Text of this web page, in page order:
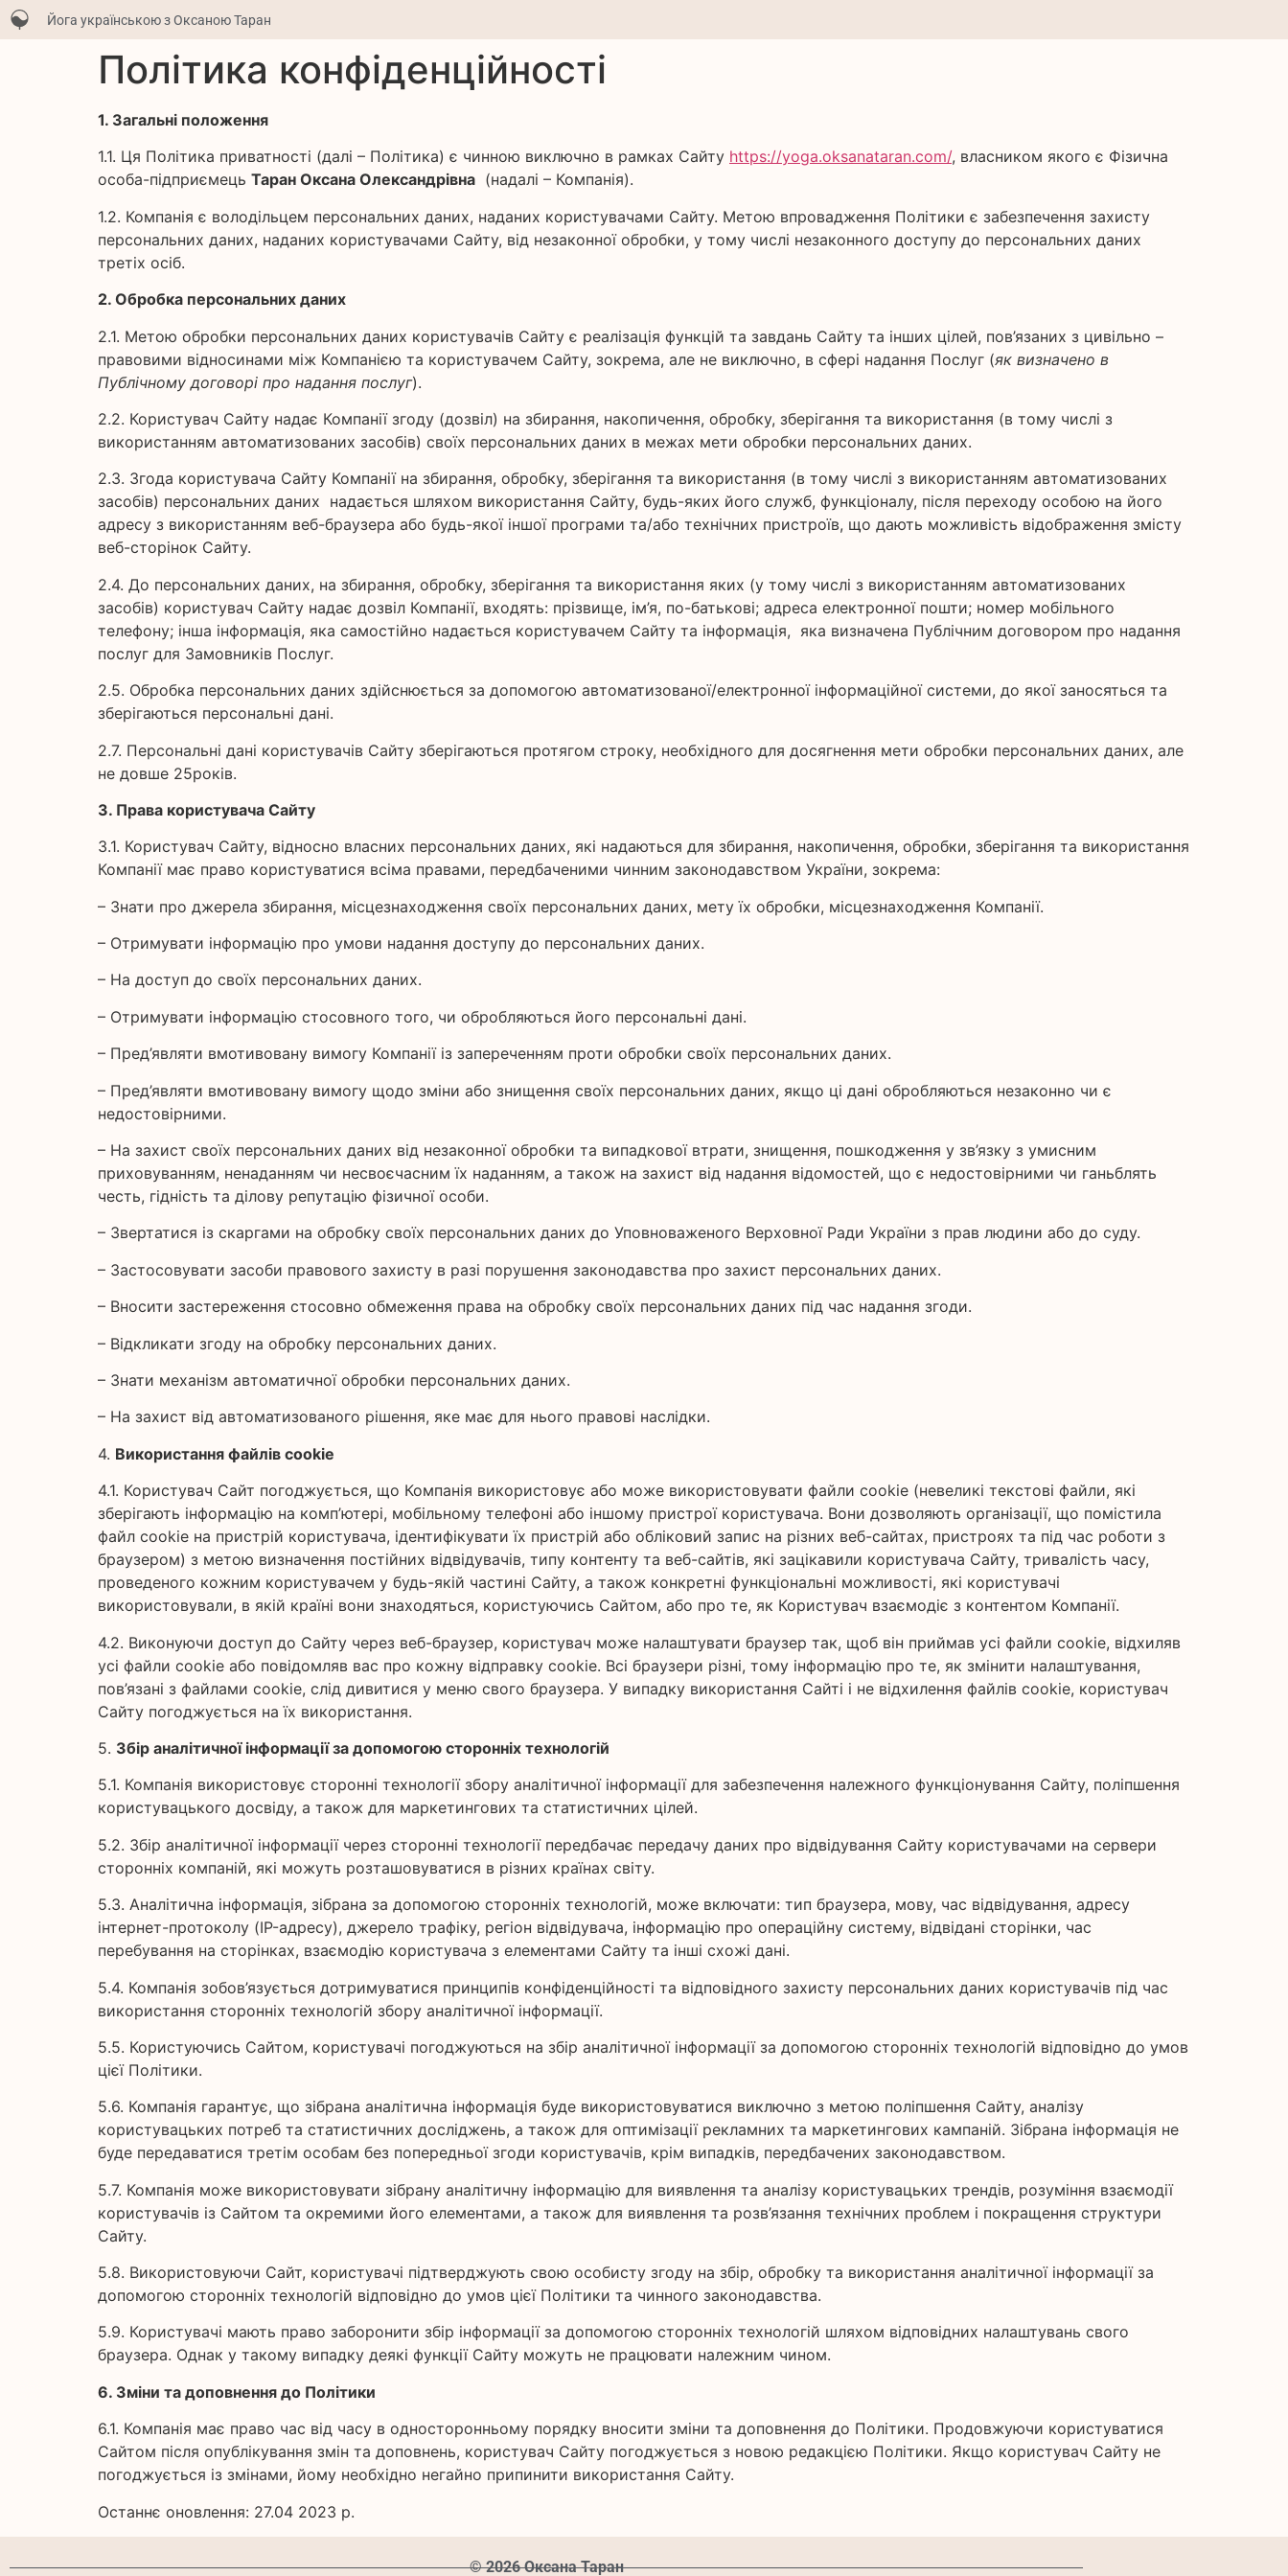
Йога українською з Оксаною Таран
Політика конфіденційності
1. Загальні положення
1.1. Ця Політика приватності (далі – Політика) є чинною виключно в рамках Сайту https://yoga.oksanataran.com/, власником якого є Фізична
особа-підприємець Таран Оксана Олександрівна (надалі – Компанія).
1.2. Компанія є володільцем персональних даних, наданих користувачами Сайту. Метою впровадження Політики є забезпечення захисту
персональних даних, наданих користувачами Сайту, від незаконної обробки, у тому числі незаконного доступу до персональних даних
третіх осіб.
2. Обробка персональних даних
2.1. Метою обробки персональних даних користувачів Сайту є реалізація функцій та завдань Сайту та інших цілей, пов’язаних з цивільно –
правовими відносинами між Компанією та користувачем Сайту, зокрема, але не виключно, в сфері надання Послуг (як визначено в
Публічному договорі про надання послуг).
2.2. Користувач Сайту надає Компанії згоду (дозвіл) на збирання, накопичення, обробку, зберігання та використання (в тому числі з
використанням автоматизованих засобів) своїх персональних даних в межах мети обробки персональних даних.
2.3. Згода користувача Сайту Компанії на збирання, обробку, зберігання та використання (в тому числі з використанням автоматизованих
засобів) персональних даних надається шляхом використання Сайту, будь-яких його служб, функціоналу, після переходу особою на його
адресу з використанням веб-браузера або будь-якої іншої програми та/або технічних пристроїв, що дають можливість відображення змісту
веб-сторінок Сайту.
2.4. До персональних даних, на збирання, обробку, зберігання та використання яких (у тому числі з використанням автоматизованих
засобів) користувач Сайту надає дозвіл Компанії, входять: прізвище, ім’я, по-батькові; адреса електронної пошти; номер мобільного
телефону; інша інформація, яка самостійно надається користувачем Сайту та інформація, яка визначена Публічним договором про надання
послуг для Замовників Послуг.
2.5. Обробка персональних даних здійснюється за допомогою автоматизованої/електронної інформаційної системи, до якої заносяться та
зберігаються персональні дані.
2.7. Персональні дані користувачів Сайту зберігаються протягом строку, необхідного для досягнення мети обробки персональних даних, але
не довше 25років.
3. Права користувача Сайту
3.1. Користувач Сайту, відносно власних персональних даних, які надаються для збирання, накопичення, обробки, зберігання та використання
Компанії має право користуватися всіма правами, передбаченими чинним законодавством України, зокрема:
– Знати про джерела збирання, місцезнаходження своїх персональних даних, мету їх обробки, місцезнаходження Компанії.
– Отримувати інформацію про умови надання доступу до персональних даних.
– На доступ до своїх персональних даних.
– Отримувати інформацію стосовного того, чи обробляються його персональні дані.
– Пред’являти вмотивовану вимогу Компанії із запереченням проти обробки своїх персональних даних.
– Пред’являти вмотивовану вимогу щодо зміни або знищення своїх персональних даних, якщо ці дані обробляються незаконно чи є
недостовірними.
– На захист своїх персональних даних від незаконної обробки та випадкової втрати, знищення, пошкодження у зв’язку з умисним
приховуванням, ненаданням чи несвоєчасним їх наданням, а також на захист від надання відомостей, що є недостовірними чи ганьблять
честь, гідність та ділову репутацію фізичної особи.
– Звертатися із скаргами на обробку своїх персональних даних до Уповноваженого Верховної Ради України з прав людини або до суду.
– Застосовувати засоби правового захисту в разі порушення законодавства про захист персональних даних.
– Вносити застереження стосовно обмеження права на обробку своїх персональних даних під час надання згоди.
– Відкликати згоду на обробку персональних даних.
– Знати механізм автоматичної обробки персональних даних.
– На захист від автоматизованого рішення, яке має для нього правові наслідки.
4. Використання файлів cookie
4.1. Користувач Сайт погоджується, що Компанія використовує або може використовувати файли cookie (невеликі текстові файли, які
зберігають інформацію на комп’ютері, мобільному телефоні або іншому пристрої користувача. Вони дозволяють організації, що помістила
файл cookie на пристрій користувача, ідентифікувати їх пристрій або обліковий запис на різних веб-сайтах, пристроях та під час роботи з
браузером) з метою визначення постійних відвідувачів, типу контенту та веб-сайтів, які зацікавили користувача Сайту, тривалість часу,
проведеного кожним користувачем у будь-якій частині Сайту, а також конкретні функціональні можливості, які користувачі
використовували, в якій країні вони знаходяться, користуючись Сайтом, або про те, як Користувач взаємодіє з контентом Компанії.
4.2. Виконуючи доступ до Сайту через веб-браузер, користувач може налаштувати браузер так, щоб він приймав усі файли cookie, відхиляв
усі файли cookie або повідомляв вас про кожну відправку cookie. Всі браузери різні, тому інформацію про те, як змінити налаштування,
пов’язані з файлами cookie, слід дивитися у меню свого браузера. У випадку використання Сайті і не відхилення файлів cookie, користувач
Сайту погоджується на їх використання.
5. Збір аналітичної інформації за допомогою сторонніх технологій
5.1. Компанія використовує сторонні технології збору аналітичної інформації для забезпечення належного функціонування Сайту, поліпшення
користувацького досвіду, а також для маркетингових та статистичних цілей.
5.2. Збір аналітичної інформації через сторонні технології передбачає передачу даних про відвідування Сайту користувачами на сервери
сторонніх компаній, які можуть розташовуватися в різних країнах світу.
5.3. Аналітична інформація, зібрана за допомогою сторонніх технологій, може включати: тип браузера, мову, час відвідування, адресу
інтернет-протоколу (IP-адресу), джерело трафіку, регіон відвідувача, інформацію про операційну систему, відвідані сторінки, час
перебування на сторінках, взаємодію користувача з елементами Сайту та інші схожі дані.
5.4. Компанія зобов’язується дотримуватися принципів конфіденційності та відповідного захисту персональних даних користувачів під час
використання сторонніх технологій збору аналітичної інформації.
5.5. Користуючись Сайтом, користувачі погоджуються на збір аналітичної інформації за допомогою сторонніх технологій відповідно до умов
цієї Політики.
5.6. Компанія гарантує, що зібрана аналітична інформація буде використовуватися виключно з метою поліпшення Сайту, аналізу
користувацьких потреб та статистичних досліджень, а також для оптимізації рекламних та маркетингових кампаній. Зібрана інформація не
буде передаватися третім особам без попередньої згоди користувачів, крім випадків, передбачених законодавством.
5.7. Компанія може використовувати зібрану аналітичну інформацію для виявлення та аналізу користувацьких трендів, розуміння взаємодії
користувачів із Сайтом та окремими його елементами, а також для виявлення та розв’язання технічних проблем і покращення структури
Сайту.
5.8. Використовуючи Сайт, користувачі підтверджують свою особисту згоду на збір, обробку та використання аналітичної інформації за
допомогою сторонніх технологій відповідно до умов цієї Політики та чинного законодавства.
5.9. Користувачі мають право заборонити збір інформації за допомогою сторонніх технологій шляхом відповідних налаштувань свого
браузера. Однак у такому випадку деякі функції Сайту можуть не працювати належним чином.
6. Зміни та доповнення до Політики
6.1. Компанія має право час від часу в односторонньому порядку вносити зміни та доповнення до Політики. Продовжуючи користуватися
Сайтом після опублікування змін та доповнень, користувач Сайту погоджується з новою редакцією Політики. Якщо користувач Сайту не
погоджується із змінами, йому необхідно негайно припинити використання Сайту.
Останнє оновлення: 27.04 2023 р.
© 2026 Оксана Таран